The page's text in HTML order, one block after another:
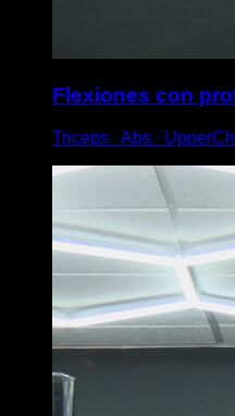
Flexiones con
Triceps ∙ Abs ∙